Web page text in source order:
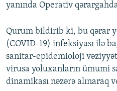
yanında Operativ
Qurum bildirib ki, bu qərar
(COVID-19) infeksiyası ilə
sanitar-epidemioloji
virusa yoluxanların ümumi
dinamikası nəzərə alınaraq